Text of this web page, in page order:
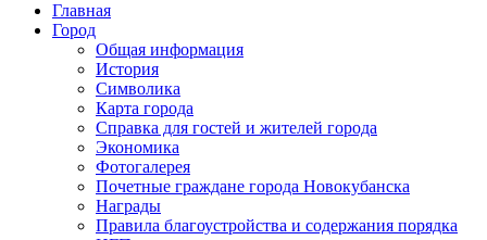
Главная
Город
Общая информация
История
Символика
Карта города
Справка для гостей и жителей города
Экономика
Фотогалерея
Почетные граждане города Новокубанска
Награды
Правила благоустройства и содержания порядка